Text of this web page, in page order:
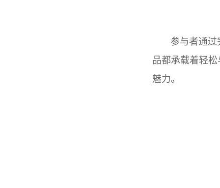
参与者通
品都承载着轻
魅力。